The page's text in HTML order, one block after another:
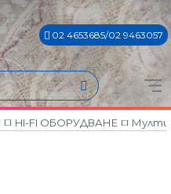
02 4653685/02 9463057
HI-FI ОБОРУДВАНЕ